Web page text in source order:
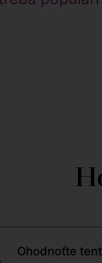
Ohodnoťte